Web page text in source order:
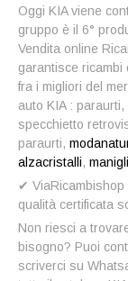
Oggi KIA viene
gruppo è il 6°
Vendita online
garantisce
fra i migliori del
auto KIA :
specchietto
paraurti,
alzacristalli,
✔ ViaRicambishop
qualità certificata
Non riesci a
bisogno? Puoi
scriverci su